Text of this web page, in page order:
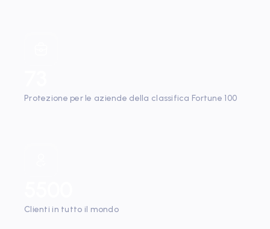
Protezione per le aziende della classifica Fortune 100
Clienti in tutto il mondo